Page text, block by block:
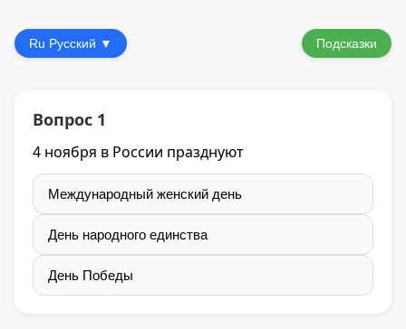
Ru Русский ▼ Подсказки
Вопрос 1
4 ноября в России празднуют
Международный женский день
День народного единства
День Победы